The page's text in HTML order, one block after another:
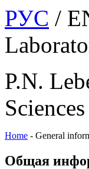
РУС /
P.N.
Sciences
Home - General
Общая